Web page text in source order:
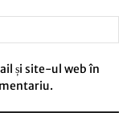
și site-ul web în